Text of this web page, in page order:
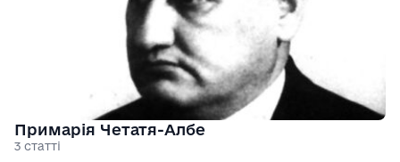
Примарія Четатя-Албе
3 статті